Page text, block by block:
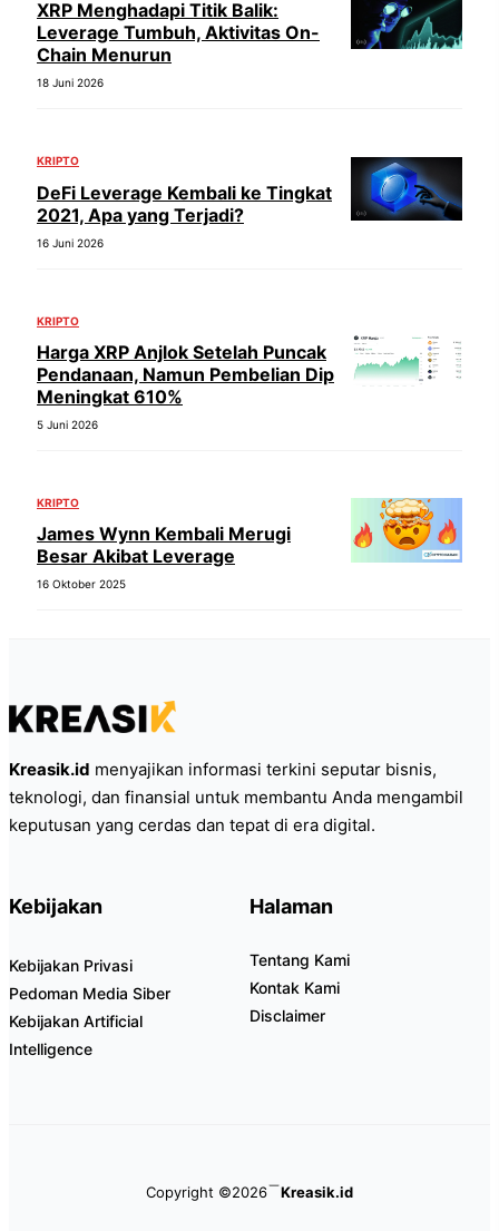
XRP Menghadapi Titik Balik:
Leverage Tumbuh, Aktivitas On-
Chain Menurun
18 Juni 2026
KRIPTO
DeFi Leverage Kembali ke Tingkat
2021, Apa yang Terjadi?
16 Juni 2026
KRIPTO
Harga XRP Anjlok Setelah Puncak
Pendanaan, Namun Pembelian Dip
Meningkat 610%
5 Juni 2026
KRIPTO
James Wynn Kembali Merugi
Besar Akibat Leverage
16 Oktober 2025
Kreasik.id menyajikan informasi terkini seputar bisnis,
teknologi, dan finansial untuk membantu Anda mengambil
keputusan yang cerdas dan tepat di era digital.
Kebijakan
Kebijakan Privasi
Pedoman Media Siber
Kebijakan Artificial
Intelligence
Halaman
Tentang Kami
Kontak Kami
Disclaimer
Copyright ©2026 Kreasik.id